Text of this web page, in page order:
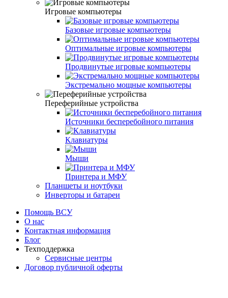
Игровые компьютеры
Базовые игровые компьютеры
Оптимальные игровые компьютеры
Продвинутые игровые компьютеры
Экстремально мощные компьютеры
Переферийные устройства
Источники бесперебойного питания
Клавиатуры
Мыши
Принтера и МФУ
Планшеты и ноутбуки
Инверторы и батареи
Помощь ВСУ
О нас
Контактная информация
Блог
Техподдержка
Сервисные центры
Договор публичной оферты